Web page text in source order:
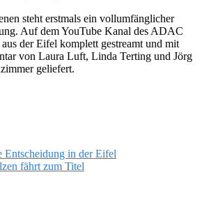
steht erstmals ein vollumfänglicher
Auf dem YouTube Kanal des ADAC
der Eifel komplett gestreamt und mit
von Laura Luft, Linda Terting und Jörg
geliefert.
Entscheidung in der Eifel
fährt zum Titel